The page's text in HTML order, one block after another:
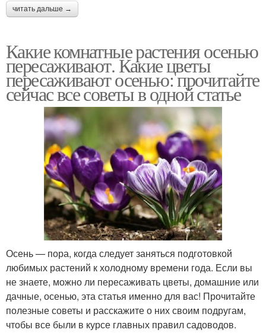
читать дальше →
Какие комнатные растения осенью
пересаживают. Какие цветы
пересаживают осенью: прочитайте
сейчас все советы в одной статье
Осень — пора, когда следует заняться подготовкой
любимых растений к холодному времени года. Если вы
не знаете, можно ли пересаживать цветы, домашние или
дачные, осенью, эта статья именно для вас! Прочитайте
полезные советы и расскажите о них своим подругам,
чтобы все были в курсе главных правил садоводов.